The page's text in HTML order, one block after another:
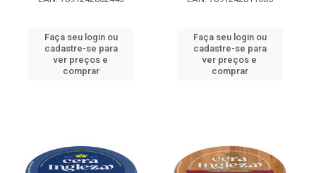
Faça seu login ou
cadastre-se para
ver preços e
comprar
Faça seu login ou
cadastre-se para
ver preços e
comprar